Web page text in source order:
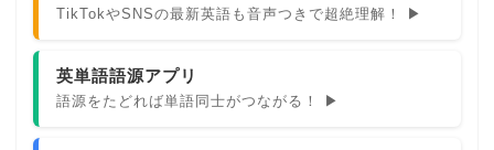
TikTokやSNSの最新英語も音声つきで超絶理解！ ▶
英単語語源アプリ
語源をたどれば単語同士がつながる！ ▶